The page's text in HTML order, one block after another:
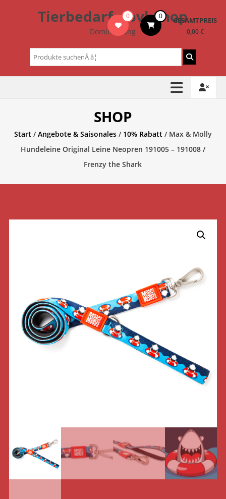
Tierbedarf – bvl-Shop
Dominik Lang
0 0 GESAMTPREIS
0,00 €
Suchen
nach:
SHOP
Start/Angebote & Saisonales/ 10% Rabatt/ Max & Molly
Hundeleine Original Leine Neopren 191005 – 191008 /
Frenzy the Shark